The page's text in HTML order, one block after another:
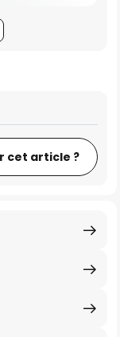
cet article ?